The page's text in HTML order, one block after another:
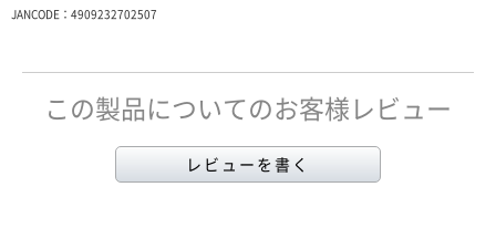
JANCODE：4909232702507
この製品についてのお客様レビュー
レビューを書く